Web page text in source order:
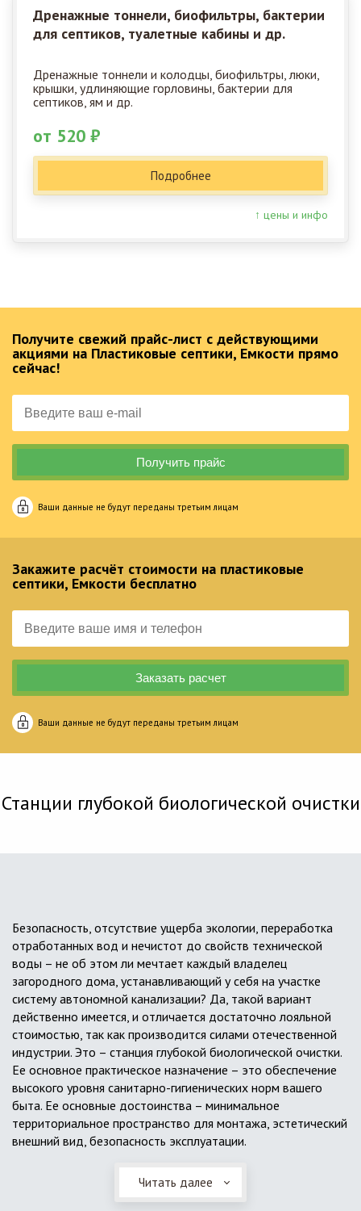
Дренажные тоннели, биофильтры, бактерии
для септиков, туалетные кабины и др.
Дренажные тоннели и колодцы, биофильтры, люки,
крышки, удлиняющие горловины, бактерии для
септиков, ям и др.
от 520 ₽
Подробнее
↑ цены и инфо
Получите свежий прайс-лист с действующими
акциями на Пластиковые септики, Емкости прямо
сейчас!
Ваши данные не будут переданы третьим лицам
Закажите расчёт стоимости на пластиковые
септики, Емкости бесплатно
Ваши данные не будут переданы третьим лицам
Станции глубокой биологической очистки
Безопасность, отсутствие ущерба экологии, переработка
отработанных вод и нечистот до свойств технической
воды – не об этом ли мечтает каждый владелец
загородного дома, устанавливающий у себя на участке
систему автономной канализации? Да, такой вариант
действенно имеется, и отличается достаточно лояльной
стоимостью, так как производится силами отечественной
индустрии. Это – станция глубокой биологической очистки.
Ее основное практическое назначение – это обеспечение
высокого уровня санитарно-гигиенических норм вашего
быта. Ее основные достоинства – минимальное
территориальное пространство для монтажа, эстетический
внешний вид, безопасность эксплуатации.
Читать далее